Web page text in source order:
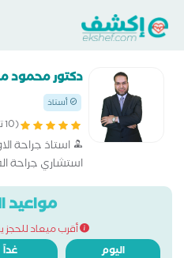
دكتور محمود
أستاذ
(10 تقييم)
استاذ جراحة
استشاري جراحة
الشرايين
الملكية (لندن)
الاوروبي في جراحة
مواعيد
أقرب ميعاد للحجز يوم
اليوم
غداً